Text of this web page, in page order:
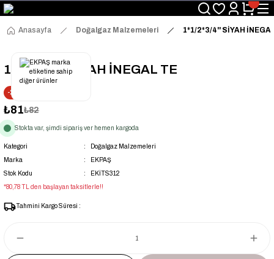
Üyelerimize Özel "uye2026" Koduyla Sepette Ekstra %3 İndirim
KAZAN-KASKAD İÇİN TEK ADRES
Anasayfa
Doğalgaz Malzemeleri 1*1/2*3/4'' SİYAH
1*1/2*3/4'' SİYAH İNEGAL TE
-2% İNDİRİM
₺81₺82
Stokta var, şimdi sipariş ver hemen kargoda
Kategori
Doğalgaz Malzemeleri
Marka
EKPAŞ
Stok Kodu
EKİTS312
*80,78 TL den başlayan taksitlerle!!
Tahmini Kargo Süresi :